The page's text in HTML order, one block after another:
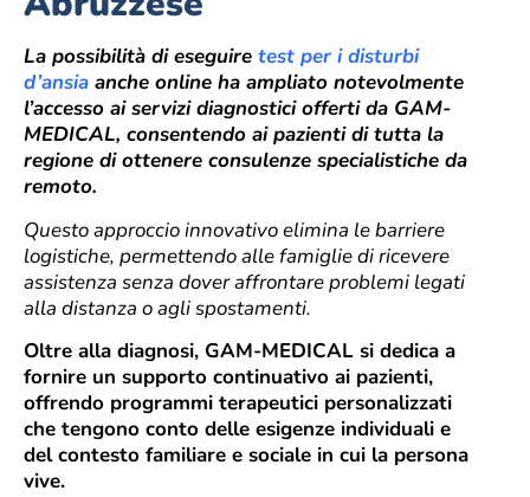
La possibilità di eseguire test per i disturbi
d’ansia anche online ha ampliato notevolmente
l’accesso ai servizi diagnostici offerti da GAM-
MEDICAL, consentendo ai pazienti di tutta la
regione di ottenere consulenze specialistiche da
remoto.
Questo approccio innovativo elimina le barriere
logistiche, permettendo alle famiglie di ricevere
assistenza senza dover affrontare problemi legati
alla distanza o agli spostamenti.
Oltre alla diagnosi, GAM-MEDICAL si dedica a
fornire un supporto continuativo ai pazienti,
offrendo programmi terapeutici personalizzati
che tengono conto delle esigenze individuali e
del contesto familiare e sociale in cui la persona
vive.